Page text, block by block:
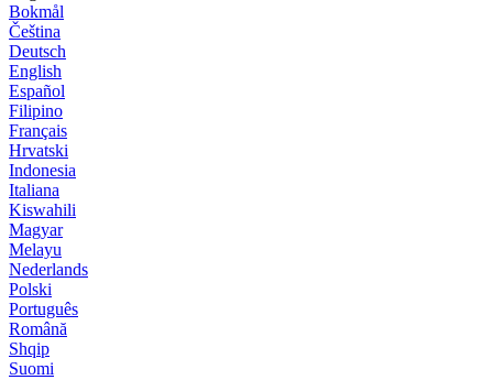
Bokmål
Čeština
Deutsch
English
Español
Filipino
Français
Hrvatski
Indonesia
Italiana
Kiswahili
Magyar
Melayu
Nederlands
Polski
Português
Română
Shqip
Suomi